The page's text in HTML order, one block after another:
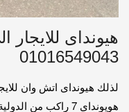
هيونداى للايجار
01016549043
هويونداى 7 راكب